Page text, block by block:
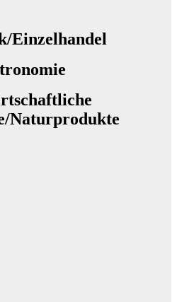
Einzelhandel
Naturprodukte